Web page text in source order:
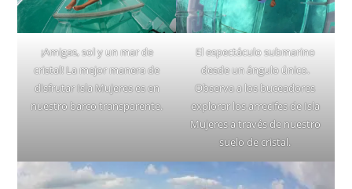
¡Amigas, sol y un mar de
cristal! La mejor manera de
disfrutar Isla Mujeres es en
nuestro barco transparente.
El espectáculo submarino
desde un ángulo único.
Observa a los buceadores
explorar los arrecifes de Isla
Mujeres a través de nuestro
suelo de cristal.